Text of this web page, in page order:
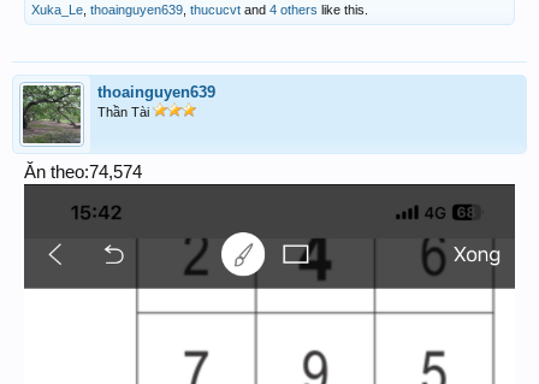
Xuka_Le thoainguyen639 thucucvt and 4 others like this.
thoainguyen639
Thần Tài
Ăn theo:74,574